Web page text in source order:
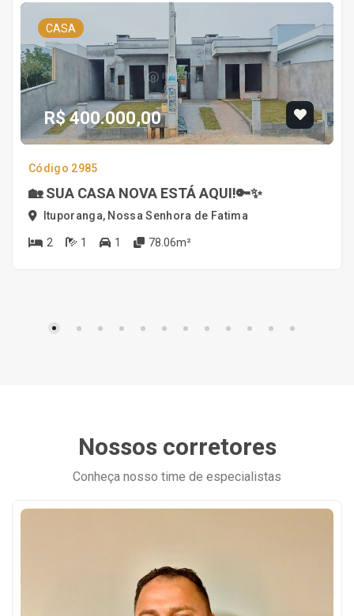
CASA
R$ 400.000,00
Código 2985
🏡 SUA CASA NOVA ESTÁ AQUI!🔑✨
Ituporanga, Nossa Senhora de Fatima
2 1 1 78.06m²
Nossos corretores
Conheça nosso time de especialistas